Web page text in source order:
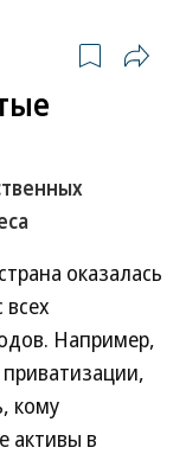
оказалась
Например,
кому
активы в